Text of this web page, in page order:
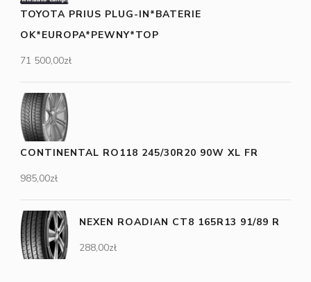
TOYOTA PRIUS PLUG-IN*BATERIE
OK*EUROPA*PEWNY*TOP
71 500,00zł
CONTINENTAL RO118 245/30R20 90W XL FR
985,00zł
NEXEN ROADIAN CT8 165R13 91/89 R
288,00zł